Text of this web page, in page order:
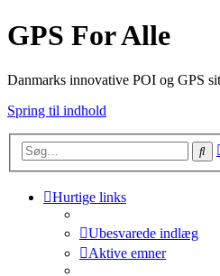
GPS For Alle
Danmarks innovative POI og GPS
Spring til indhold
Søg
Hurtige links
Ubesvarede indlæg
Aktive emner